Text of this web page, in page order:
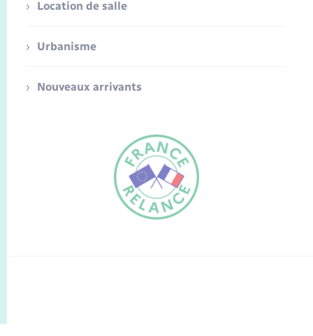
FR
Location de salle
Urbanisme
Nouveaux arrivants